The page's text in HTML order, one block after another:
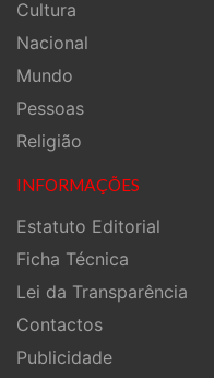
Cultura
Nacional
Mundo
Pessoas
Religião
INFORMAÇÕES
Estatuto Editorial
Ficha Técnica
Lei da Transparência
Contactos
Publicidade